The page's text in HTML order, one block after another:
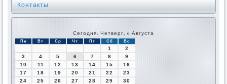
Контакты
Сегодня: Четверг, 6 Августа
Пн Вт Ср Чт Пт Сб Вс
1
2
3
4 5 6 7 8
9
10
11 12 13 14 15
16
17
18 19 20 21 22
23
24
25 26 27 28 29
30